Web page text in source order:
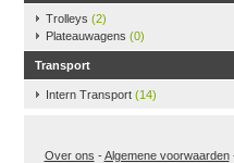
Trolleys (2)
Plateauwagens (0)
Transport
Intern Transport (14)
Over ons -Algemene voorwaarden